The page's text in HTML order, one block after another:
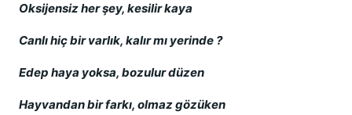
Oksijensiz her şey, kesilir kaya
Canlı hiç bir varlık, kalır mı yerinde ?
Edep haya yoksa, bozulur düzen
Hayvandan bir farkı, olmaz gözüken